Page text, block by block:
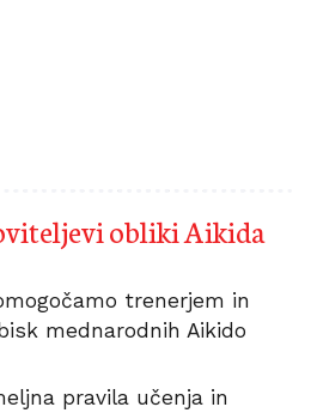
obliki Aikida
trenerjem in
mednarodnih Aikido
pravila učenja in